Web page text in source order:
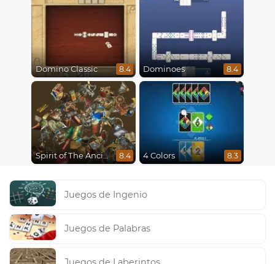
Domino Classic 8.4 Dominoes 8.4
Spirit of The Ancient Forest 8.4 4 Colors 8.3
Juegos de Ingenio
Juegos de Palabras